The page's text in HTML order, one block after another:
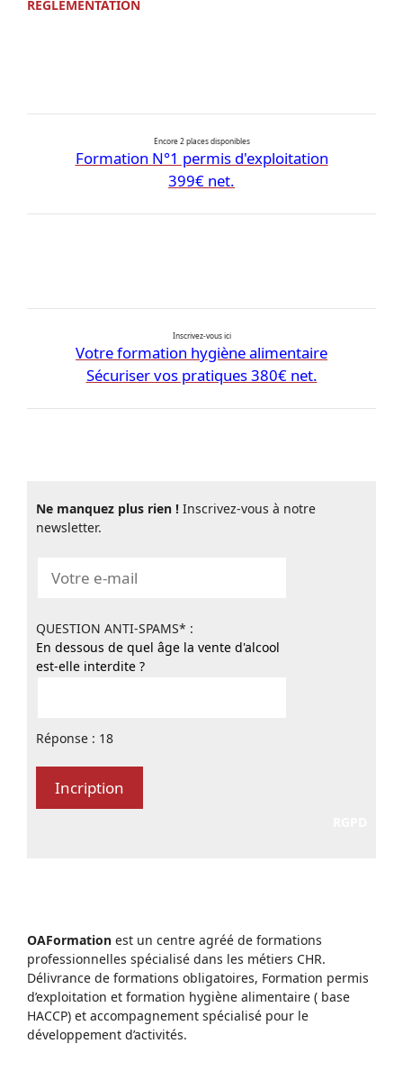
RÉGLEMENTATION
Encore 2 places disponibles
Formation N°1 permis d'exploitation
399€ net.
Inscrivez-vous ici
Votre formation hygiène alimentaire
Sécuriser vos pratiques 380€ net.
Ne manquez plus rien ! Inscrivez-vous à notre
newsletter.
QUESTION ANTI-SPAMS* :
En dessous de quel âge la vente d'alcool
est-elle interdite ?
Réponse : 18
OAFormation est un centre agréé de formations
professionnelles spécialisé dans les métiers CHR.
Délivrance de formations obligatoires, Formation permis
d’exploitation et formation hygiène alimentaire ( base
HACCP) et accompagnement spécialisé pour le
développement d’activités.